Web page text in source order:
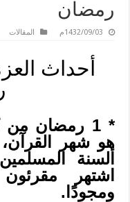
رمضان
1432/09/03م المقالات
أحداث
* 1 رمضان
هو شهر القرآن،
ألسنة
اشتهر
ومجودًا.